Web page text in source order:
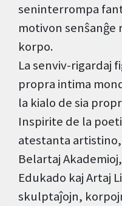
seninterrompa
motivon
korpo.
La senviv-rigardaj
propra intima
la kialo de sia
Inspirite de la
atestanta
Belartaj
Edukado kaj Artaj
skulptaĵojn,